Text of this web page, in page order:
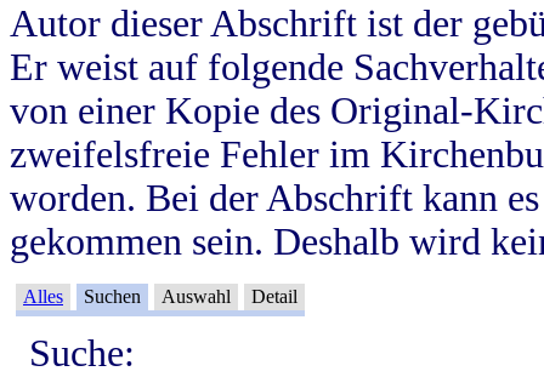
Autor dieser Abschrift ist der
Er weist auf folgende
von einer Kopie des Original-
zweifelsfreie Fehler im
worden. Bei der Abschrift kann
gekommen sein. Deshalb wird
Alles Suchen Auswahl Detail
Suche: